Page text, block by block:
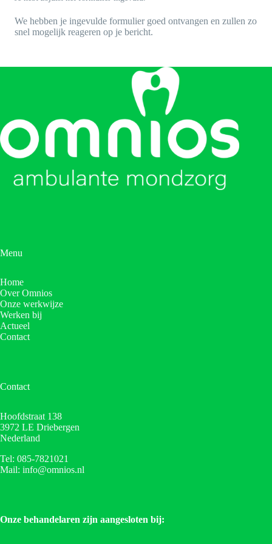
We hebben je ingevulde formulier goed ontvangen en zullen zo
snel mogelijk reageren op je bericht.
Menu
Home
Over Omnios
Onze werkwijze
Werken bij
Actueel
Contact
Contact
Hoofdstraat 138
3972 LE Driebergen
Nederland
Tel: 085-7821021
Mail: info@omnios.nl
Onze behandelaren zijn aangesloten bij: